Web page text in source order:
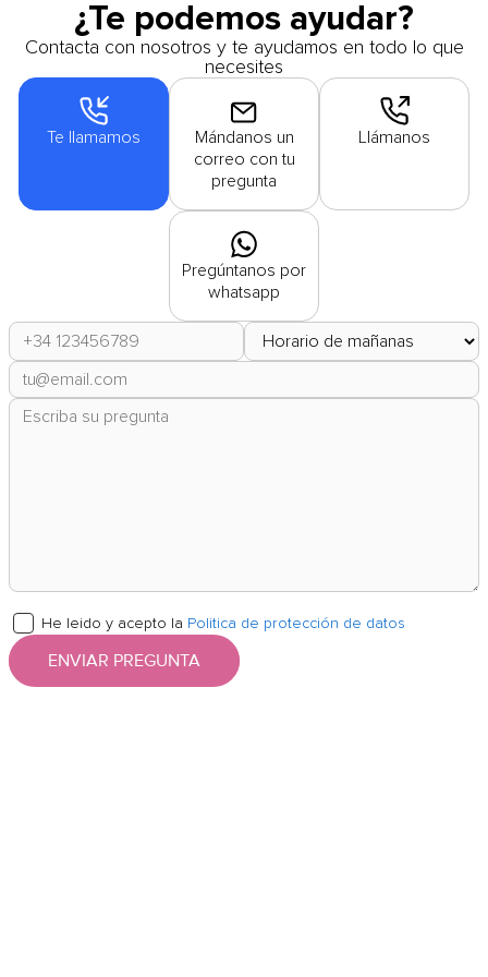
¿Te podemos ayudar?
Contacta con nosotros y te ayudamos en todo lo que
necesites
Te llamamos
Mándanos un
correo con tu
pregunta
Llámanos
Pregúntanos por
whatsapp
He leido y acepto la Politica de protección de datos
ENVIAR PREGUNTA